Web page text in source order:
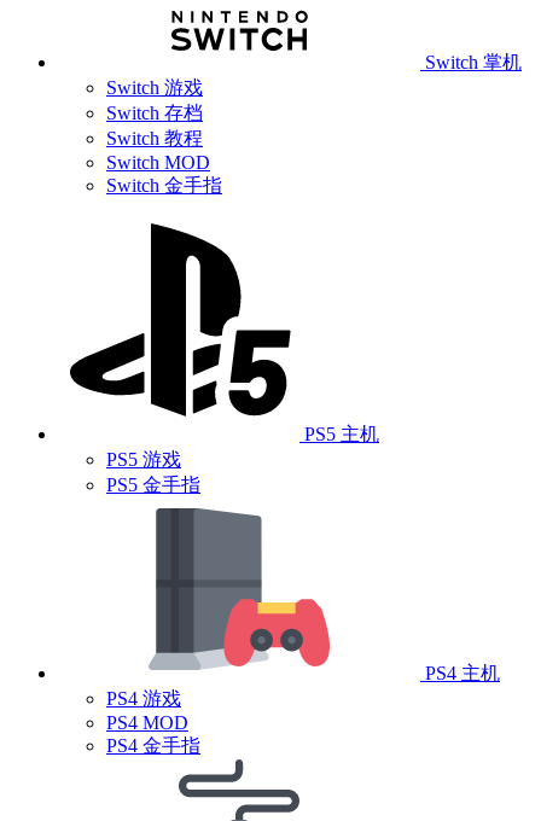
Switch 掌机
Switch 游戏
Switch 存档
Switch 教程
Switch MOD
Switch 金手指
PS5 主机
PS5 游戏
PS5 金手指
PS4 主机
PS4 游戏
PS4 MOD
PS4 金手指